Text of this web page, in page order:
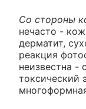
Со стороны
нечасто -
дерматит,
реакция
неизвестна -
токсический